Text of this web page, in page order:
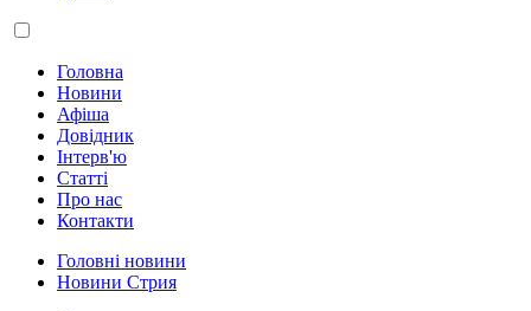
Головна
Новини
Афіша
Довідник
Інтерв'ю
Статті
Про нас
Контакти
Головні новини
Новини Стрия